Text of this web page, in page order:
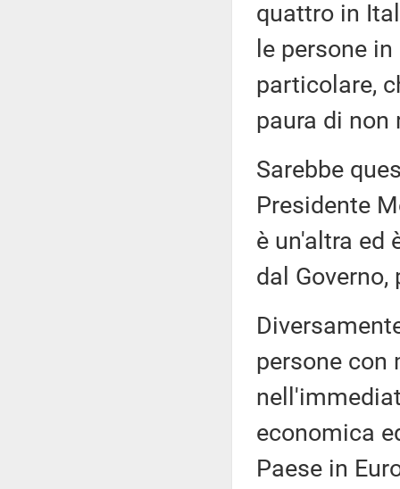
quattro in
le persone
particolare,
paura di non
Sarebbe
Presidente
è un'altra ed
dal
persone con
economica
Paese in